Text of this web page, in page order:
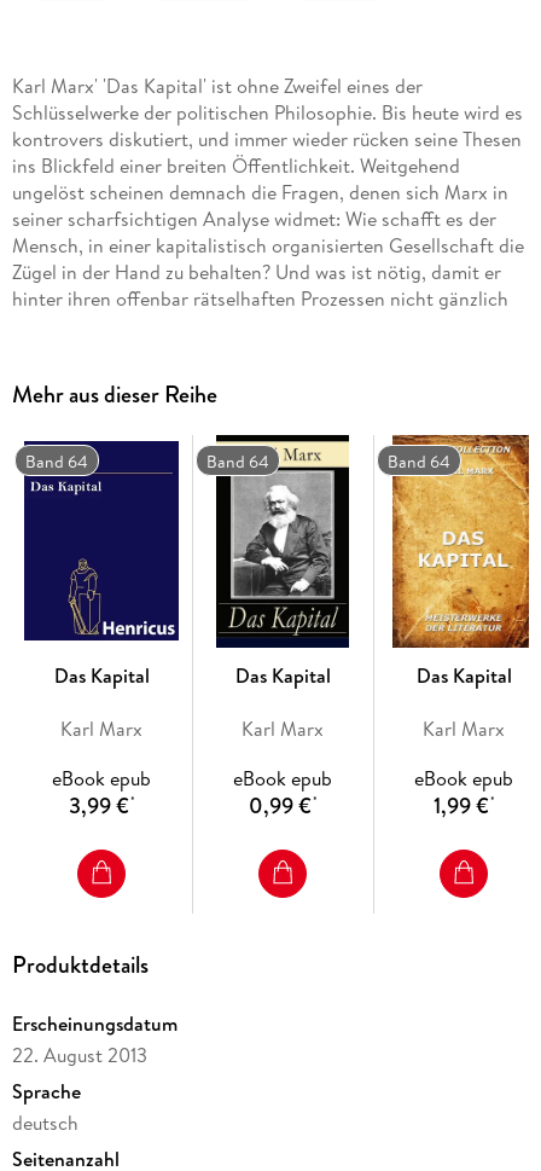
Karl Marx' 'Das Kapital' ist ohne Zweifel eines der
Schlüsselwerke der politischen Philosophie. Bis heute wird es
kontrovers diskutiert, und immer wieder rücken seine Thesen
ins Blickfeld einer breiten Öffentlichkeit. Weitgehend
ungelöst scheinen demnach die Fragen, denen sich Marx in
seiner scharfsichtigen Analyse widmet: Wie schafft es der
Mensch, in einer kapitalistisch organisierten Gesellschaft die
Zügel in der Hand zu behalten? Und was ist nötig, damit er
hinter ihren offenbar rätselhaften Prozessen nicht gänzlich
geplanten Bänden, den Marx in summa selbst verfaßt und
herausgegeben hat. In ihm verdichtet sich, nach
jahrzehntelangen Studien, seine gesamte politische
Ökonomie.
Mehr aus dieser Reihe
Band 64
Das Kapital
Karl Marx
eBook epub
3,99 €*
Band 64
Das Kapital
Karl Marx
eBook epub
0,99 €*
Band 64
Das Kapital
Karl Marx
eBook epub
1,99 €*
Produktdetails
Erscheinungsdatum
22. August 2013
Sprache
deutsch
Seitenanzahl